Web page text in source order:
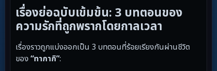
เรื่องย่อฉบับเข้มข้น: 3 บทตอนของ
ความรักที่ถูกพรากโดยกาลเวลา
เรื่องราวถูกแบ่งออกเป็น 3 บทตอนที่ร้อยเรียงกันผ่านชีวิต
ของ “ทากากิ”: